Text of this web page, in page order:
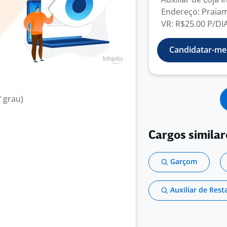
grau)
Endereço:
VR: R$25.00 P/
Candidatar-me
Cargos
Garçom
Auxiliar de